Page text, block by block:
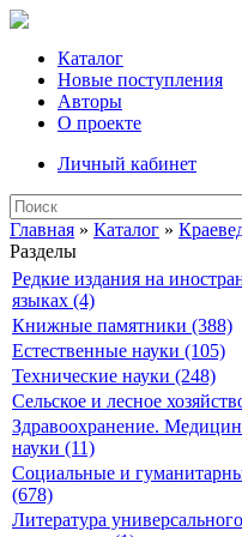
Каталог
Новые поступления
Авторы
О проекте
Личный кабинет
Главная » Каталог »
Разделы
Редкие издания на
языках (4)
Книжные памятники (388)
Естественные науки (105)
Технические науки (248)
Сельское и лесное
Здравоохранение.
науки (11)
Социальные и
(678)
Литература универсального